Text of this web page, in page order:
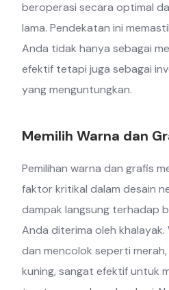
beroperasi secara optimal
lama. Pendekatan ini
Anda tidak hanya sebagai
efektif tetapi juga sebagai
yang menguntungkan.
Memilih Warna dan
Pemilihan warna dan grafis
faktor kritikal dalam desain
dampak langsung terhadap
Anda diterima oleh
dan mencolok seperti
kuning, sangat efektif untuk